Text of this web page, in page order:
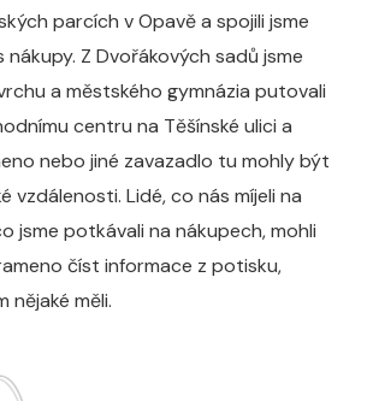
parcích v Opavě a spojili jsme
Z Dvořákových sadů jsme
a městského gymnázia putovali
centru na Těšínské ulici a
nebo jiné zavazadlo tu mohly být
vzdálenosti. Lidé, co nás míjeli na
jsme potkávali na nákupech, mohli
číst informace z potisku,
nějaké měli.